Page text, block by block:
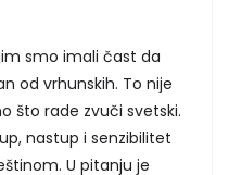
smo imali čast da
od vrhunskih. To nije
što rade zvuči svetski.
nastup i senzibilitet
U pitanju je